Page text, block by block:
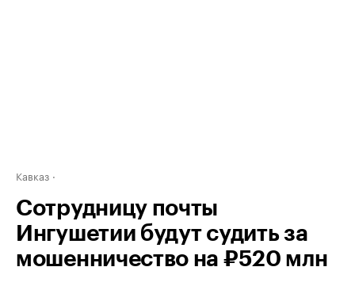
Кавказ
Сотрудницу почты
Ингушетии будут судить за
мошенничество на ₽520 млн